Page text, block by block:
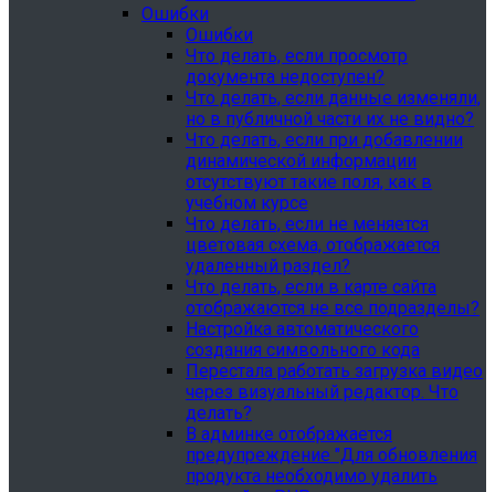
Ошибки
Ошибки
Что делать, если просмотр
документа недоступен?
Что делать, если данные изменяли,
но в публичной части их не видно?
Что делать, если при добавлении
динамической информации
отсутствуют такие поля, как в
учебном курсе
Что делать, если не меняется
цветовая схема, отображается
удаленный раздел?
Что делать, если в карте сайта
отображаются не все подразделы?
Настройка автоматического
создания символьного кода
Перестала работать загрузка видео
через визуальный редактор. Что
делать?
В админке отображается
предупреждение "Для обновления
продукта необходимо удалить